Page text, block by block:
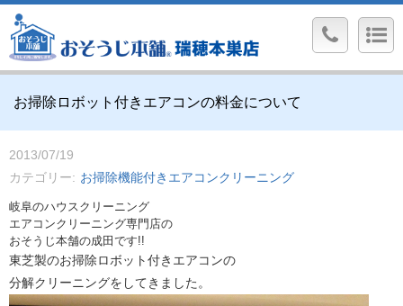
お掃除ロボット付きエアコンの料金について
2013/07/19
カテゴリー
お掃除機能付きエアコンクリーニング
岐阜のハウスクリーニング
エアコンクリーニング専門店の
おそうじ本舗の成田です!!
東芝製のお掃除ロボット付きエアコンの
分解クリーニングをしてきました。